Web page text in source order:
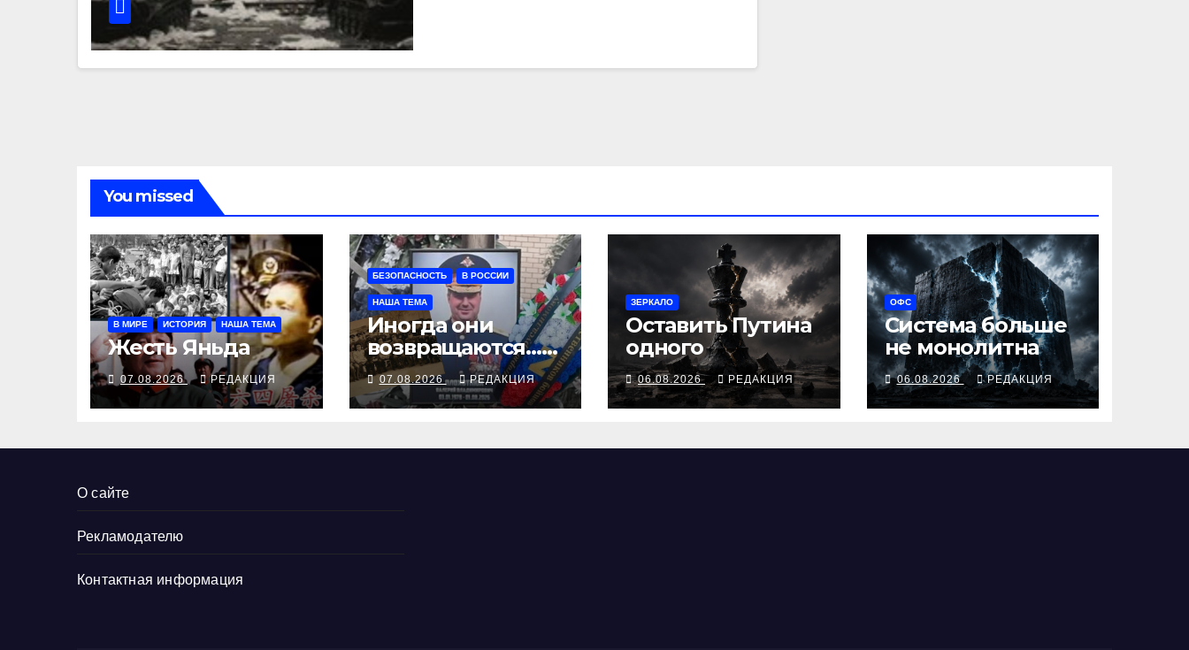
You missed
В МИРЕ ИСТОРИЯ НАША ТЕМА
Жесть Яньда
07.08.2026 РЕДАКЦИЯ
БЕЗОПАСНОСТЬ В РОССИИ
НАША ТЕМА
Иногда они
возвращаются…
Или не
возвращаются
07.08.2026 РЕДАКЦИЯ
ЗЕРКАЛО
Оставить Путина
одного
06.08.2026 РЕДАКЦИЯ
ОФС
Система больше
не монолитна
06.08.2026 РЕДАКЦИЯ
О сайте
Рекламодателю
Контактная информация